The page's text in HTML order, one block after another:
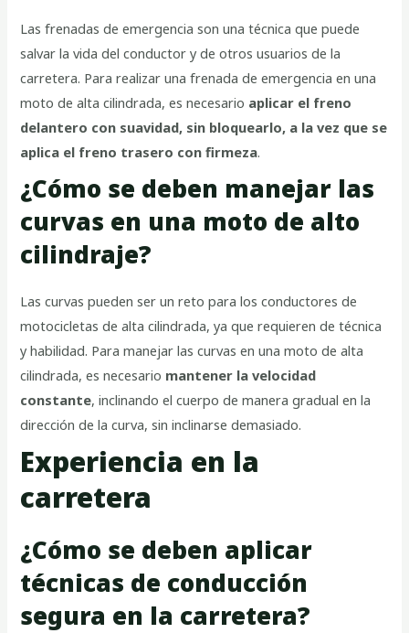
Las frenadas de emergencia son una técnica que puede
salvar la vida del conductor y de otros usuarios de la
carretera. Para realizar una frenada de emergencia en una
moto de alta cilindrada, es necesario aplicar el freno
delantero con suavidad, sin bloquearlo, a la vez que se
aplica el freno trasero con firmeza.
¿Cómo se deben manejar las
curvas en una moto de alto
cilindraje?
Las curvas pueden ser un reto para los conductores de
motocicletas de alta cilindrada, ya que requieren de técnica
y habilidad. Para manejar las curvas en una moto de alta
cilindrada, es necesario mantener la velocidad
constante, inclinando el cuerpo de manera gradual en la
dirección de la curva, sin inclinarse demasiado.
Experiencia en la
carretera
¿Cómo se deben aplicar
técnicas de conducción
segura en la carretera?